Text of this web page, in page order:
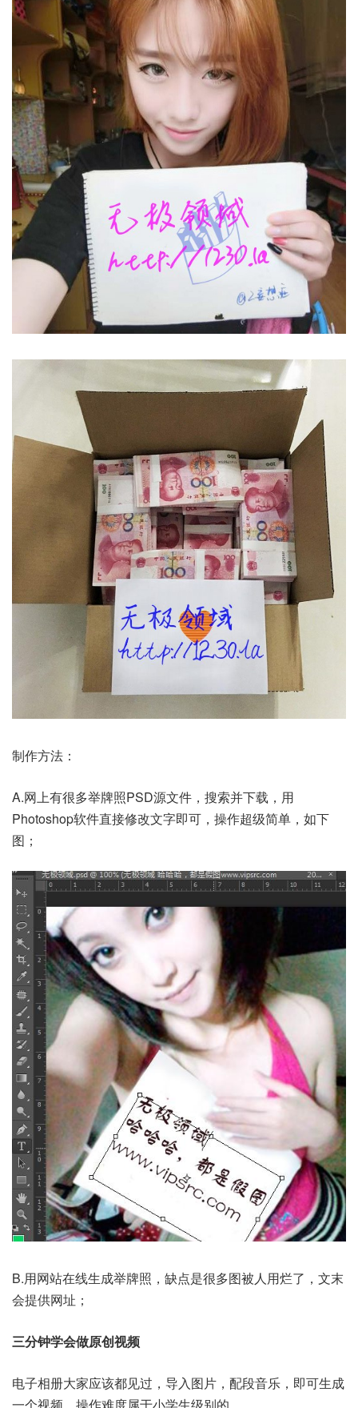
制作方法：
A.网上有很多举牌照PSD源文件，搜索并下载，用
Photoshop软件直接修改文字即可，操作超级简单，如下
图；
B.用网站在线生成举牌照，缺点是很多图被人用烂了，文末
会提供网址；
三分钟学会做原创视频
电子相册大家应该都见过，导入图片，配段音乐，即可生成